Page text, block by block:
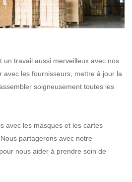
un travail aussi merveilleux avec nos
avec les fournisseurs, mettre à jour la
soigneusement toutes les
avec les masques et les cartes
partagerons avec notre
nous aider à prendre soin de